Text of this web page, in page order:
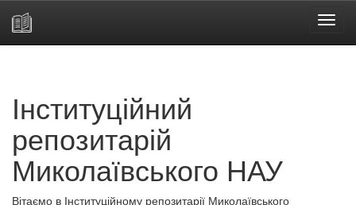
Інституційний
репозитарій
Миколаївського НАУ
Вітаємо в Інституційному репозитарії Миколаївського